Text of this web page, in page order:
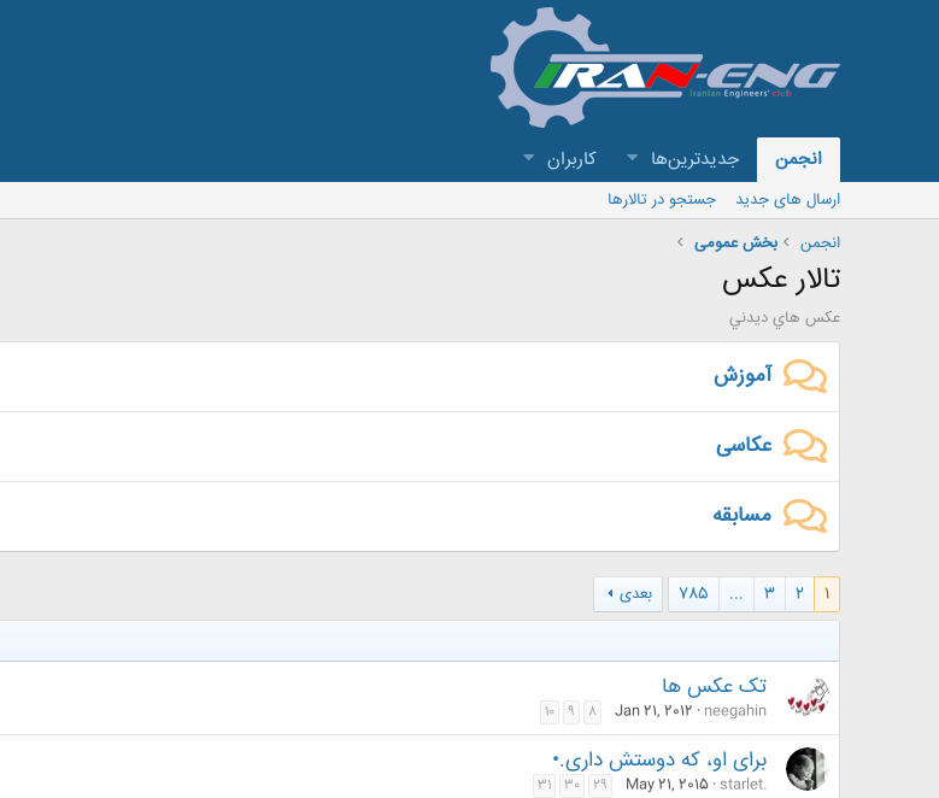
انجمن جدیدترین‌ها کاربران
ارسال های جدید
جستجو در تالارها
انجمن
بخش عمومی
تالار عکس
عكس هاي ديدني
آموزش
عکاسی
مسابقه
1
2
3
...
785
بعدی
تک عکس ها
neegahin
Jan 21, 2012
8
9
10
برای او، که دوستش داری.•
starlet.
May 21, 2015
29
30
31